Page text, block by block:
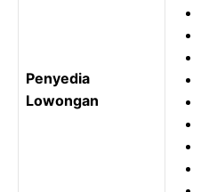
Penyedia
Lowongan